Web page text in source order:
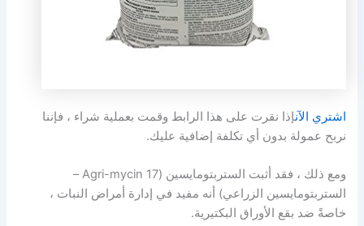
اشتري الآنإذا نقرت على هذا الرابط وقمت بعملية شراء ، فإننا
نربح عمولة بدون أي تكلفة إضافية عليك.
ومع ذلك ، فقد أثبت الستربتومايسين (Agri-mycin 17 –
الستربتومايسين الزراعي) أنه مفيد في إدارة أمراض النبات ،
خاصةً ضد بقع الأوراق البكتيرية.